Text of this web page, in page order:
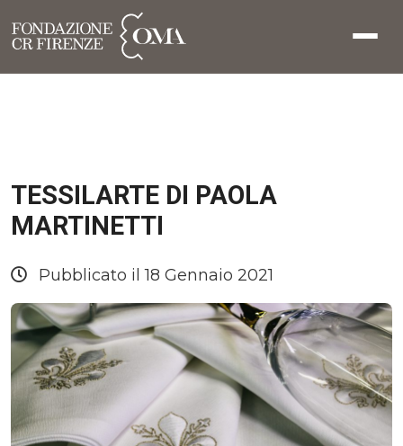
TESSILARTE DI PAOLA
MARTINETTI
Pubblicato il 18 Gennaio 2021